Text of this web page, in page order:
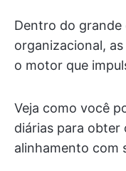
Dentro do grande
organizacional,
o motor que
Veja como você
diárias para obter
alinhamento com